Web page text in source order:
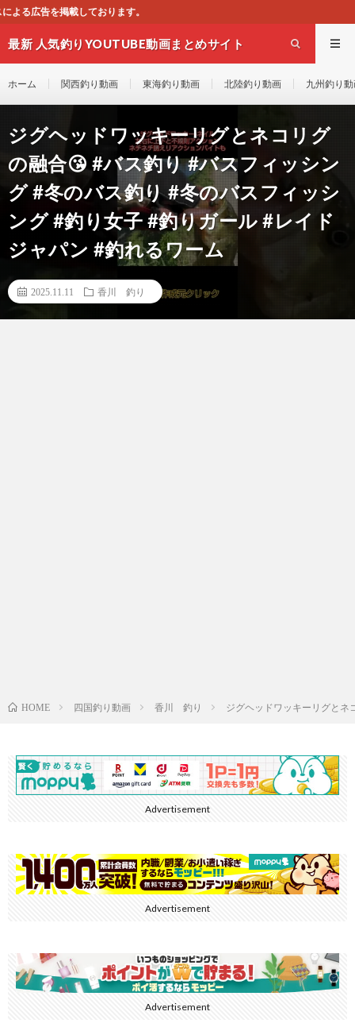
最新 人気釣りYOUTUBE動画まとめサイト
ホーム 関西釣り動画 東海釣り動画 北陸釣り動画 九州釣り
ジグヘッドワッキーリグとネコリグ
の融合😘 #バス釣り #バスフィッシン
グ #冬のバス釣り #冬のバスフィッシ
ング #釣り女子 #釣りガール #レイド
ジャパン #釣れるワーム
2025.11.11 香川 釣り
HOME 四国釣り動画 香川 釣り ジグヘッドワッキーリグとネ
Advertisement
Advertisement
Advertisement